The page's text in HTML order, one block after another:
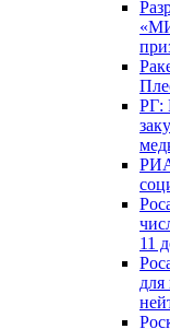
РГ:
11
для